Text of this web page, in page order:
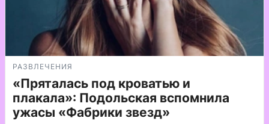
РАЗВЛЕЧЕНИЯ
«Пряталась под кроватью и
плакала»: Подольская вспомнила
ужасы «Фабрики звезд»